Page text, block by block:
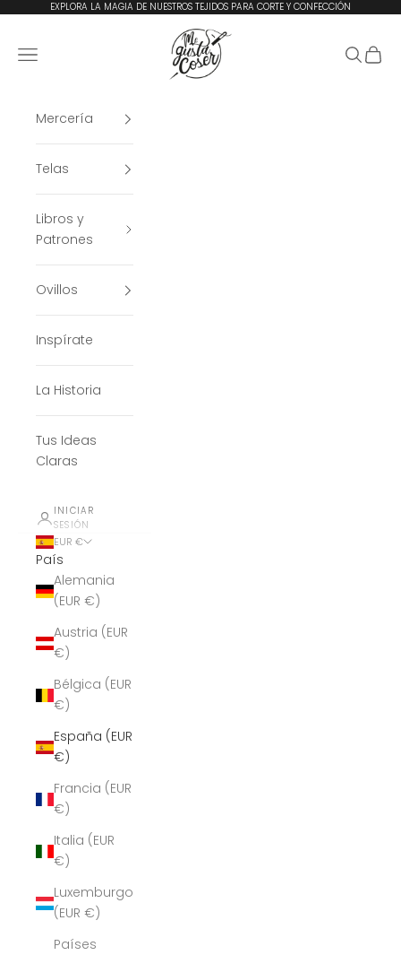
Ir al contenidoEXPLORA LA MAGIA DE NUESTROS TEJIDOS PARA CORTE Y CONFECCIÓN
Me Gusta Coser
Menú
Buscar
Cesta
Mercería
Telas
Libros y
Patrones
Ovillos
Inspírate
La Historia
Tus Ideas
Claras
INICIAR
SESIÓN
EUR €
País
Alemania
(EUR €)
Austria (EUR
€)
Bélgica (EUR
€)
España (EUR
€)
Francia (EUR
€)
Italia (EUR
€)
Luxemburgo
(EUR €)
Países